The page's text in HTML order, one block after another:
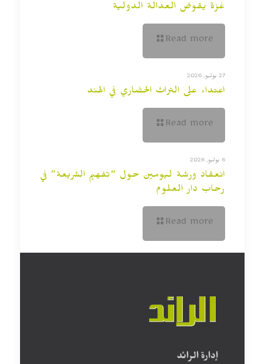
غزة يقوض العدالة الدولية
Read more
27 يوليو, 2026
اعتداء على التراث الحضاري في الهند
Read more
6 يوليو, 2026
انعقاد ورشة ليومين حول “تفهيم الشريعة” في
رحاب دار العلوم
Read more
إدارة الرائد